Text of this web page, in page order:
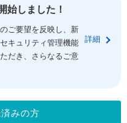
始しました！
ご要望を反映し、新
キュリティ管理機能
だき、さらなるご意
詳細
みの方